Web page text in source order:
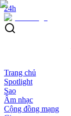
24h
Trang chủ
Spotlight
Sao
Âm nhạc
Cộng đồng mạng